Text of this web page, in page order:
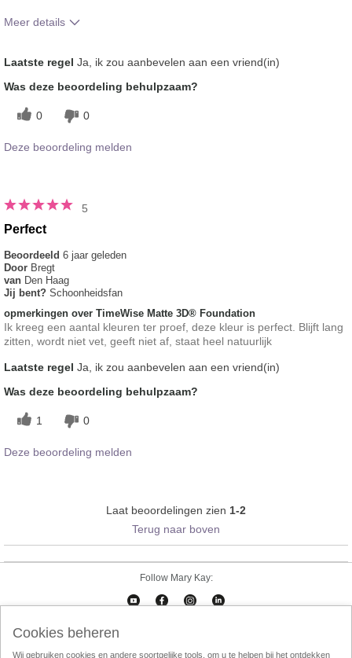
Meer details
met andere door je gebruikte merken
decoratieve make-up?
Laatste regel Ja, ik zou aanbevelen aan een vriend(in)
Was deze beoordeling behulpzaam?
0 0
Deze beoordeling melden
5
Perfect
Beoordeeld 6 jaar geleden
Door Bregt
van Den Haag
Jij bent? Schoonheidsfan
opmerkingen over TimeWise Matte 3D® Foundation
Ik kreeg een aantal kleuren ter proef, deze kleur is perfect. Blijft lang
zitten, wordt niet vet, geeft niet af, staat heel natuurlijk
Laatste regel Ja, ik zou aanbevelen aan een vriend(in)
Was deze beoordeling behulpzaam?
1 0
Deze beoordeling melden
Laat beoordelingen zien 1-2
Terug naar boven
Follow Mary Kay:
Cookies beheren Impressum
Cookies beheren
Wij gebruiken cookies en andere soortgelijke tools, om u te helpen bij het ontdekken